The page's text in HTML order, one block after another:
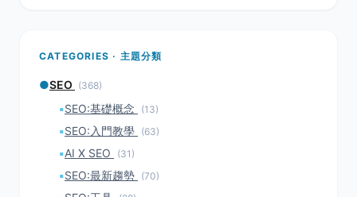
CATEGORIES · 主題分類
●SEO (368)
▪SEO:基礎概念 (13)
▪SEO:入門教學 (63)
▪AI X SEO (31)
▪SEO:最新趨勢 (70)